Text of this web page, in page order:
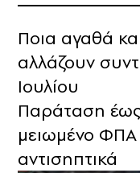
Ποια αγαθά
αλλάζουν
Ιουλίου
Παράταση
μειωμένο ΦΠΑ
αντισηπτικά